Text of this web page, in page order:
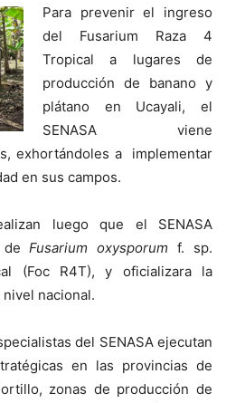
Para prevenir el ingreso
del Fusarium Raza 4
Tropical a lugares de
producción de banano y
plátano en Ucayali, el
SENASA viene
exhortándoles a implementar
en sus campos.
luego que el SENASA
deFusarium oxysporum f. sp.
(Foc R4T), y oficializara la
nacional.
del SENASA ejecutan
en las provincias de
zonas de producción de